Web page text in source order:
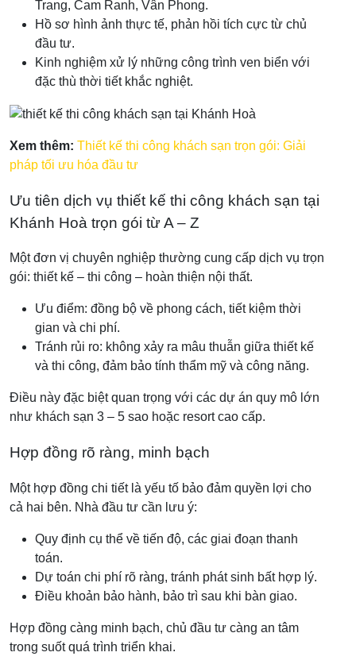
Trang, Cam Ranh, Vân Phong.
Hồ sơ hình ảnh thực tế, phản hồi tích cực từ chủ
đầu tư.
Kinh nghiệm xử lý những công trình ven biển với
đặc thù thời tiết khắc nghiệt.
Xem thêm: Thiết kế thi công khách sạn trọn gói: Giải
pháp tối ưu hóa đầu tư
Ưu tiên dịch vụ thiết kế thi công khách sạn tại
Khánh Hoà trọn gói từ A – Z
Một đơn vị chuyên nghiệp thường cung cấp dịch vụ trọn
gói: thiết kế – thi công – hoàn thiện nội thất.
Ưu điểm: đồng bộ về phong cách, tiết kiệm thời
gian và chi phí.
Tránh rủi ro: không xảy ra mâu thuẫn giữa thiết kế
và thi công, đảm bảo tính thẩm mỹ và công năng.
Điều này đặc biệt quan trọng với các dự án quy mô lớn
như khách sạn 3 – 5 sao hoặc resort cao cấp.
Hợp đồng rõ ràng, minh bạch
Một hợp đồng chi tiết là yếu tố bảo đảm quyền lợi cho
cả hai bên. Nhà đầu tư cần lưu ý:
Quy định cụ thể về tiến độ, các giai đoạn thanh
toán.
Dự toán chi phí rõ ràng, tránh phát sinh bất hợp lý.
Điều khoản bảo hành, bảo trì sau khi bàn giao.
Hợp đồng càng minh bạch, chủ đầu tư càng an tâm
trong suốt quá trình triển khai.